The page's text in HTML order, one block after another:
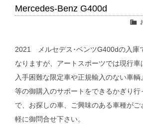
Mercedes-Benz G400d
2021 メルセデス･ベンツG400dの入庫
なりますが、アートスポーツでは現行車
入手困難な限定車や正規輸入のない車
等の御購入のサポートをできるかぎり行
で、お探しの車、ご興味のある車種が
軽に御問合せ下さい。